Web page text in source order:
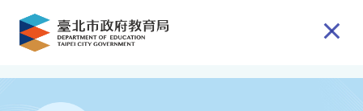
跳到主要內容